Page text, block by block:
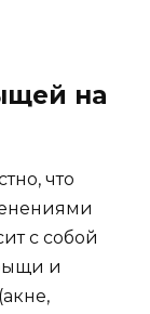
на
что
с собой
и